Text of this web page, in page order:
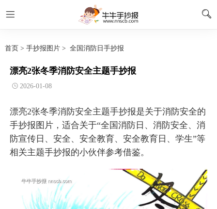
首页 > 手抄报图片 > 全国消防日手抄报
漂亮2张冬季消防安全主题手抄报
2026-01-08
漂亮2张冬季消防安全主题手抄报是关于消防安全的
手抄报图片，适合关于“全国消防日、消防安全、消
防宣传日、安全、安全教育、安全教育日、学生”等
相关主题手抄报的小伙伴参考借鉴。